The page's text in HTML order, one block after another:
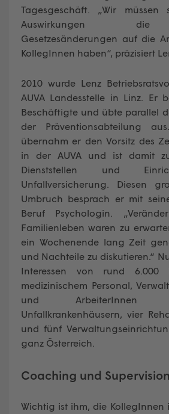
Tagesgeschäft. „Wir müssen
Auswirkungen die
Gesetzesänderungen auf die
KollegInnen haben“, präzisiert
2010 wurde Lenz
AUVA Landesstelle in Linz. Er
Beschäftigte und übte parallel
der Präventionsabteilung
übernahm er den Vorsitz des
in der AUVA und ist damit
Dienststellen und
Unfallversicherung. Diesen
Umbruch besprach er mit
Beruf Psychologin.
Familienleben waren zu
ein Wochenende lang Zeit
und Nachteile zu diskutieren.“
Interessen von rund 6.000
medizinischem Personal,
und
Unfallkrankenhäusern, vier
und fünf
ganz Österreich.
Coaching und Supervision
Wichtig ist ihm, die KollegInnen